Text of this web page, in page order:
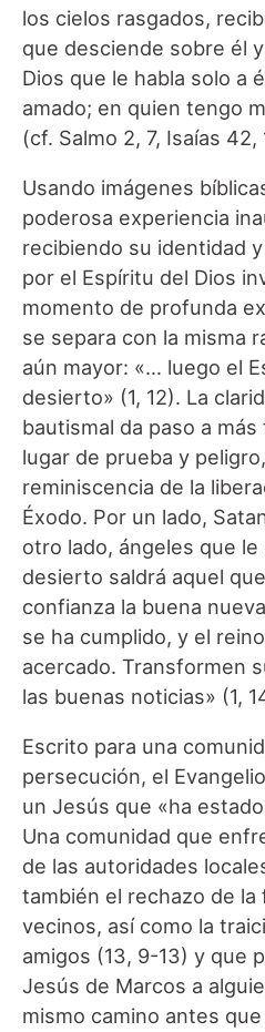
los cielos rasgados,
que desciende sobre él
Dios que le habla solo a
amado; en quien tengo
(cf. Salmo 2, 7, Isaías 42,
Usando imágenes
poderosa experiencia
recibiendo su identidad
por el Espíritu del Dios
momento de profunda
se separa con la misma
aún mayor: «… luego el
desierto» (1, 12). La
bautismal da paso a
lugar de prueba y
reminiscencia de la
Éxodo. Por un lado,
otro lado, ángeles que
desierto saldrá aquel
confianza la buena
se ha cumplido, y el
acercado. Transformen
las buenas noticias» (1,
Escrito para una
persecución, el
un Jesús que «ha
Una comunidad que
de las autoridades
también el rechazo de la
vecinos, así como la
amigos (13, 9-13) y que
Jesús de Marcos a
mismo camino antes